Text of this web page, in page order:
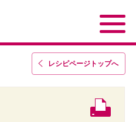
レシピページトップへ